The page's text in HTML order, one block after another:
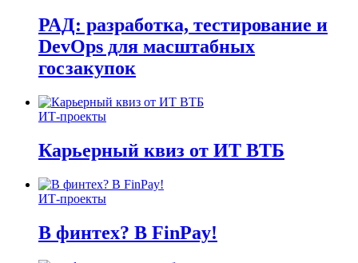
РАД: разработка, тестирование и
DevOps для масштабных
госзакупок
ИТ-проекты
Карьерный квиз от ИТ ВТБ
ИТ-проекты
В финтех? В FinPay!